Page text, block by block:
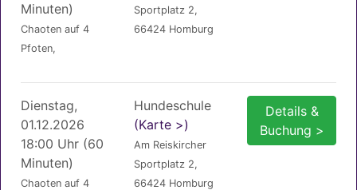
Minuten)
Chaoten auf 4
Pfoten,
Sportplatz 2,
66424 Homburg
Dienstag,
01.12.2026
18:00 Uhr (60
Minuten)
Chaoten auf 4
Hundeschule
(Karte >)
Am Reiskircher
Sportplatz 2,
66424 Homburg
Details &
Buchung >